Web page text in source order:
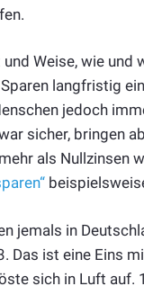
Weise, wie
langfristig
jedoch
sicher, bringen
als Nullzinsen
jemals in
Das ist eine Eins
sich in Luft